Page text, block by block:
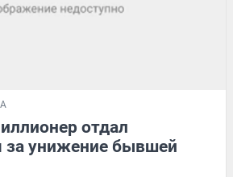
отдал
за унижение бывшей